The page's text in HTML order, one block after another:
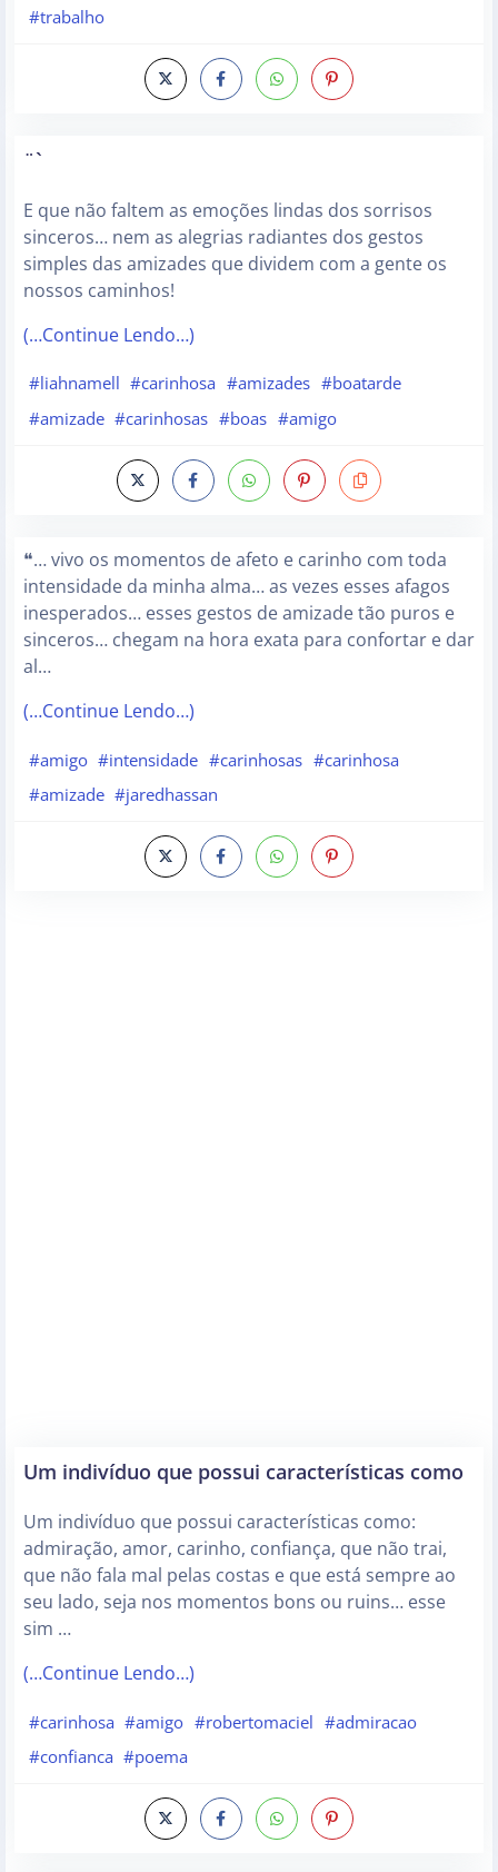
#trabalho
¨`
E que não faltem as emoções lindas dos sorrisos
sinceros… nem as alegrias radiantes dos gestos
simples das amizades que dividem com a gente os
nossos caminhos!
(…Continue Lendo…)
#liahnamell #carinhosa #amizades #boatarde
#amizade #carinhosas #boas #amigo
❝… vivo os momentos de afeto e carinho com toda
intensidade da minha alma… as vezes esses afagos
inesperados… esses gestos de amizade tão puros e
sinceros… chegam na hora exata para confortar e dar
al…
(…Continue Lendo…)
#amigo #intensidade #carinhosas #carinhosa
#amizade #jaredhassan
Um indivíduo que possui características como
Um indivíduo que possui características como:
admiração, amor, carinho, confiança, que não trai,
que não fala mal pelas costas e que está sempre ao
seu lado, seja nos momentos bons ou ruins… esse
sim …
(…Continue Lendo…)
#carinhosa #amigo #robertomaciel #admiracao
#confianca #poema